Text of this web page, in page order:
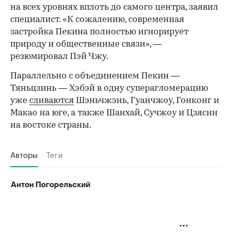
на всех уровнях вплоть до самого центра, заявил
специалист. «К сожалению, современная
застройка Пекина полностью игнорирует
природу и общественные связи», —
резюмировал Пэй Чжу.
Параллельно с объединением Пекин —
Тяньцзинь — Хэбэй в одну суперагломерацию
уже сливаются Шэньчжэнь, Гуанчжоу, Гонконг и
Макао на юге, а также Шанхай, Сучжоу и Цзясин
на востоке страны.
Авторы Теги
Антон Погорельский